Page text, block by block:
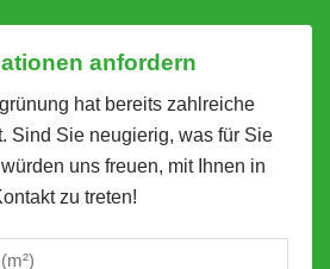
anfordern
hat bereits zahlreiche
Sind Sie neugierig, was für Sie
uns freuen, mit Ihnen in
zu treten!